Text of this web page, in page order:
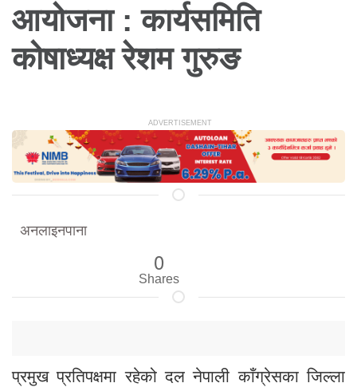
आयोजना : कार्यसमिति
कोषाध्यक्ष रेशम गुरुङ
अनलाइनपाना
0
Shares
प्रमुख प्रतिपक्षमा रहेको दल नेपाली काँग्रेसका जिल्ला